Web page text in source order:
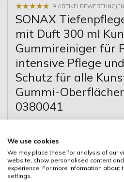
★★★★★
★★★★★ 9
SONAX
mit Duft 300 ml
Gummireiniger für
intensive Pflege
Schutz für alle
Gummi-
0380041
We use cookies
We may place these for analysis of our
website, show personalised content
experience. For more information about
settings.